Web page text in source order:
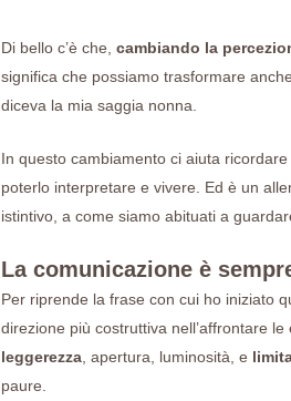
Di bello c’è che, cambiando la
significa che possiamo trasformare
diceva la mia saggia nonna.
In questo cambiamento ci aiuta
poterlo interpretare e vivere. Ed è un
istintivo, a come siamo abituati a
La comunicazione è
Per riprende la frase con cui ho iniziato
direzione più costruttiva nell’affrontare
leggerezza, apertura, luminosità, e
paure.